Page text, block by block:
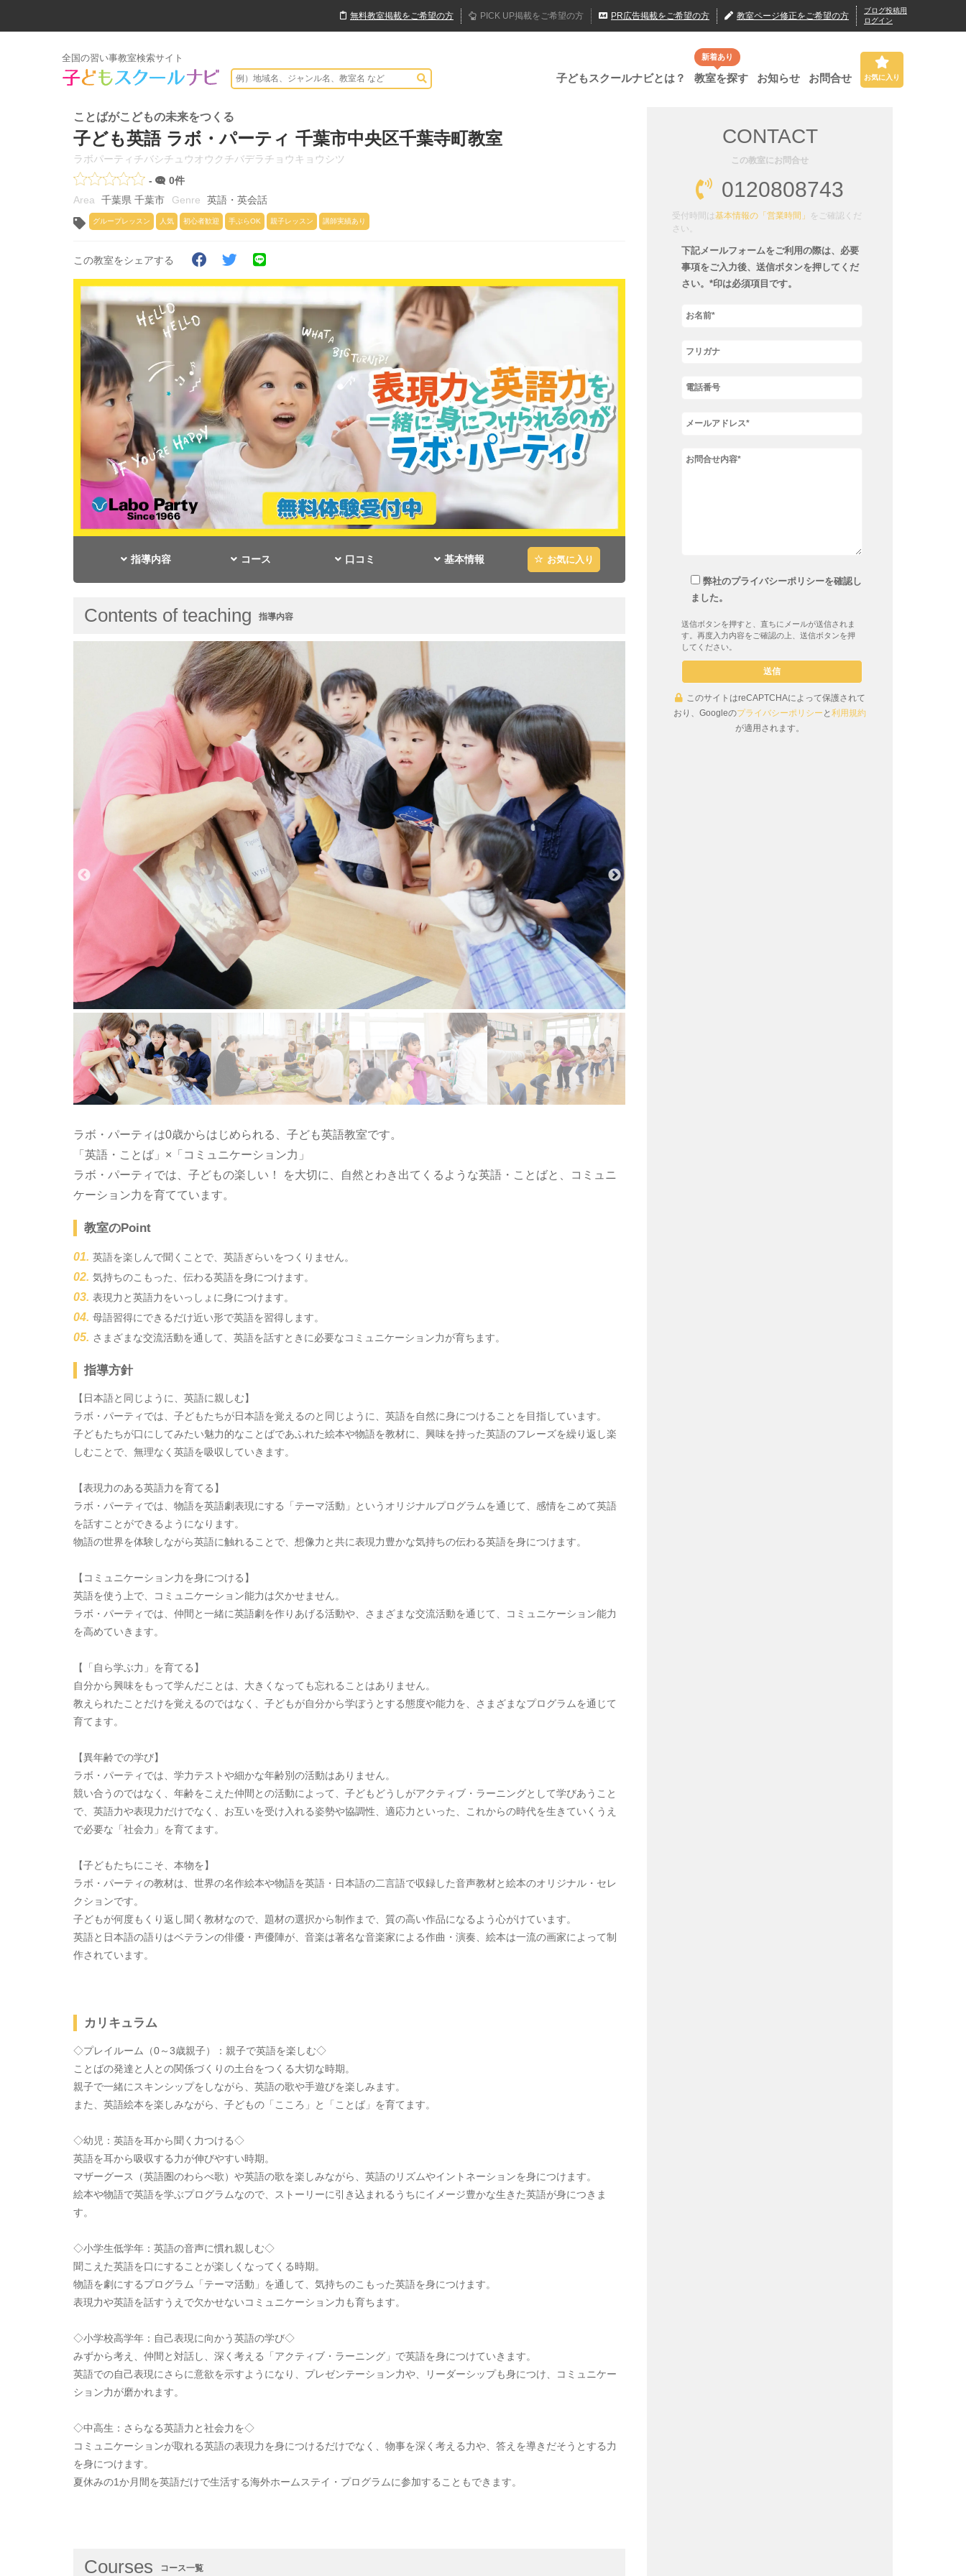
無料教室掲載をご希望の方 PICK UP掲載をご希望の方 PR広告掲載をご希望の方 教室ページ修正をご希望の方
ブログ投稿用
ログイン
全国の習い事教室検索サイト
子どもスクールナビとは？
新着あり
教室を探す お知らせ お問合せ お気に入り
ことばがこどもの未来をつくる
子ども英語 ラボ・パーティ 千葉市中央区千葉寺町教室
ラボパーティチバシチュウオウクチバデラチョウキョウシツ
-
0件
千葉県 千葉市
英語・英会話
グループレッスン 人気 初心者歓迎 手ぶらOK 親子レッスン 講師実績あり
この教室をシェアする
指導内容 コース 口コミ 基本情報 お気に入り
Contents of teaching 指導内容
ラボ・パーティは0歳からはじめられる、子ども英語教室です。
「英語・ことば」×「コミュニケーション力」
ラボ・パーティでは、子どもの楽しい！ を大切に、自然とわき出てくるような英語・ことばと、コミュニ
ケーション力を育てています。
教室のPoint
英語を楽しんで聞くことで、英語ぎらいをつくりません。
気持ちのこもった、伝わる英語を身につけます。
表現力と英語力をいっしょに身につけます。
母語習得にできるだけ近い形で英語を習得します。
さまざまな交流活動を通して、英語を話すときに必要なコミュニケーション力が育ちます。
指導方針
【日本語と同じように、英語に親しむ】
ラボ・パーティでは、子どもたちが日本語を覚えるのと同じように、英語を自然に身につけることを目指しています。
子どもたちが口にしてみたい魅力的なことばであふれた絵本や物語を教材に、興味を持った英語のフレーズを繰り返し楽
しむことで、無理なく英語を吸収していきます。
【表現力のある英語力を育てる】
ラボ・パーティでは、物語を英語劇表現にする「テーマ活動」というオリジナルプログラムを通じて、感情をこめて英語
を話すことができるようになります。
物語の世界を体験しながら英語に触れることで、想像力と共に表現力豊かな気持ちの伝わる英語を身につけます。
【コミュニケーション力を身につける】
英語を使う上で、コミュニケーション能力は欠かせません。
ラボ・パーティでは、仲間と一緒に英語劇を作りあげる活動や、さまざまな交流活動を通じて、コミュニケーション能力
を高めていきます。
【「自ら学ぶ力」を育てる】
自分から興味をもって学んだことは、大きくなっても忘れることはありません。
教えられたことだけを覚えるのではなく、子どもが自分から学ぼうとする態度や能力を、さまざまなプログラムを通じて
育てます。
【異年齢での学び】
ラボ・パーティでは、学力テストや細かな年齢別の活動はありません。
競い合うのではなく、年齢をこえた仲間との活動によって、子どもどうしがアクティブ・ラーニングとして学びあうこと
で、英語力や表現力だけでなく、お互いを受け入れる姿勢や協調性、適応力といった、これからの時代を生きていくうえ
で必要な「社会力」を育てます。
【子どもたちにこそ、本物を】
ラボ・パーティの教材は、世界の名作絵本や物語を英語・日本語の二言語で収録した音声教材と絵本のオリジナル・セレ
クションです。
子どもが何度もくり返し聞く教材なので、題材の選択から制作まで、質の高い作品になるよう心がけています。
英語と日本語の語りはベテランの俳優・声優陣が、音楽は著名な音楽家による作曲・演奏、絵本は一流の画家によって制
作されています。
カリキュラム
◇プレイルーム（0～3歳親子）：親子で英語を楽しむ◇
ことばの発達と人との関係づくりの土台をつくる大切な時期。
親子で一緒にスキンシップをしながら、英語の歌や手遊びを楽しみます。
また、英語絵本を楽しみながら、子どもの「こころ」と「ことば」を育てます。
◇幼児：英語を耳から聞く力つける◇
英語を耳から吸収する力が伸びやすい時期。
マザーグース（英語圏のわらべ歌）や英語の歌を楽しみながら、英語のリズムやイントネーションを身につけます。
絵本や物語で英語を学ぶプログラムなので、ストーリーに引き込まれるうちにイメージ豊かな生きた英語が身につきま
す。
◇小学生低学年：英語の音声に慣れ親しむ◇
聞こえた英語を口にすることが楽しくなってくる時期。
物語を劇にするプログラム「テーマ活動」を通して、気持ちのこもった英語を身につけます。
表現力や英語を話すうえで欠かせないコミュニケーション力も育ちます。
◇小学校高学年：自己表現に向かう英語の学び◇
みずから考え、仲間と対話し、深く考える「アクティブ・ラーニング」で英語を身につけていきます。
英語での自己表現にさらに意欲を示すようになり、プレゼンテーション力や、リーダーシップも身につけ、コミュニケー
ション力が磨かれます。
◇中高生：さらなる英語力と社会力を◇
コミュニケーションが取れる英語の表現力を身につけるだけでなく、物事を深く考える力や、答えを導きだそうとする力
を身につけます。
夏休みの1か月間を英語だけで生活する海外ホームステイ・プログラムに参加することもできます。
Courses コース一覧
CONTACT
この教室にお問合せ
0120808743
受付時間は基本情報の「営業時間」
をご確認くだ
さい。
下記メールフォームをご利用の際は、必要
事項をご入力後、送信ボタンを押してくだ
さい。*印は必須項目です。
弊社のプライバシーポリシーを確認し
ました。
送信ボタンを押すと、直ちにメールが送信されま
す。再度入力内容をご確認の上、送信ボタンを押
してください。
このサイトはreCAPTCHAによって保護されて
おり、Googleのプライバシーポリシー と 利用規約
が適用されます。